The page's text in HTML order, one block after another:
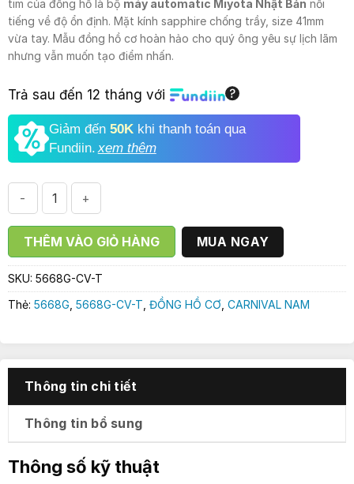
tim của đồng hồ là bộ máy automatic Miyota Nhật Bản nổi
tiếng về độ ổn định. Mặt kính sapphire chống trầy, size 41mm
vừa tay. Mẫu đồng hồ cơ hoàn hảo cho quý ông yêu sự lịch lãm
nhưng vẫn muốn tạo điểm nhấn.
Trả sau đến 12 tháng với
Giảm đến 50K khi thanh toán qua
Fundiin. xem thêm
THÊM VÀO GIỎ HÀNG MUA NGAY
SKU: 5668G-CV-T
Thẻ: 5668G 5668G-CV-T ĐỒNG HỒ CƠ CARNIVAL NAM
Thông tin chi tiết
Thông tin bổ sung
Thông số kỹ thuật